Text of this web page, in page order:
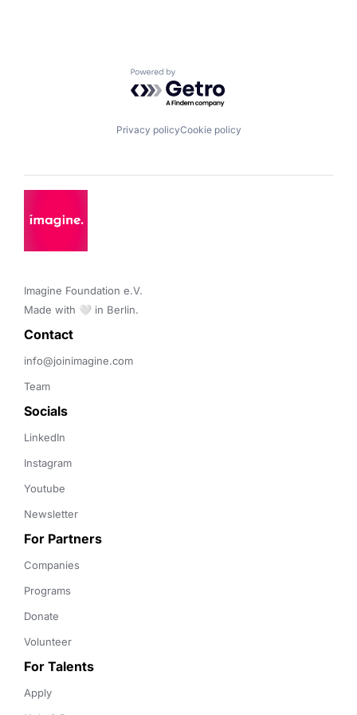
Powered by Getro.com
Privacy policyCookie policy
Imagine Foundation e.V.
Made with 🤍 in Berlin.
Contact
info@joinimagine.com
Team
Socials
LinkedIn
Instagram
Youtube
Newsletter
For Partners
Companies
Programs
Donate
Volunteer
For Talents
Apply